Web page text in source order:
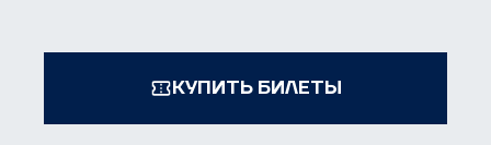
КУПИТЬ БИЛЕТЫ